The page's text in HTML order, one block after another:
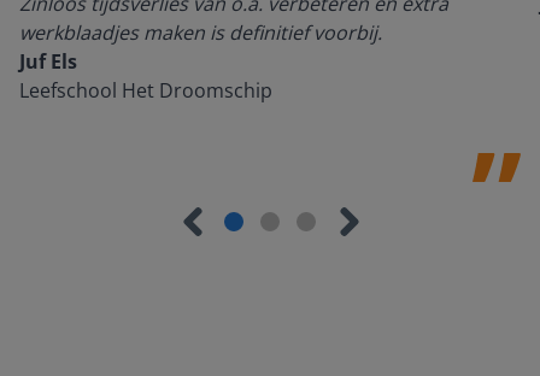
werkblaadjes maken is definitief voorbij.
Juf Els
Leefschool Het Droomschip